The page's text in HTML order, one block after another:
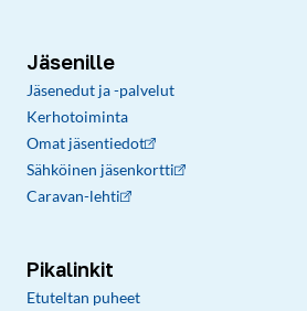
Jäsenille
Jäsenedut ja -palvelut
Kerhotoiminta
Omat jäsentiedot
Sähköinen jäsenkortti
Caravan-lehti
Pikalinkit
Etuteltan puheet